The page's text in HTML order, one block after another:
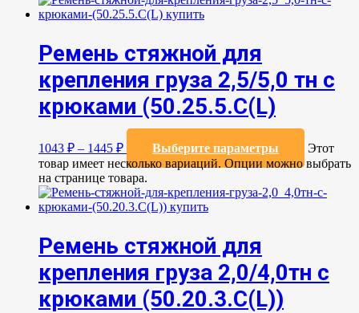
Ремень стяжной для
крепления груза 2,5/5,0 тн с
крюками (50.25.5.C(L)
1043 ₽ – 1445 ₽ Выберите параметры
Этот
товар имеет несколько вариаций. Опции можно выбрать
на странице товара.
Ремень стяжной для
крепления груза 2,0/4,0тн с
крюками (50.20.3.C(L))